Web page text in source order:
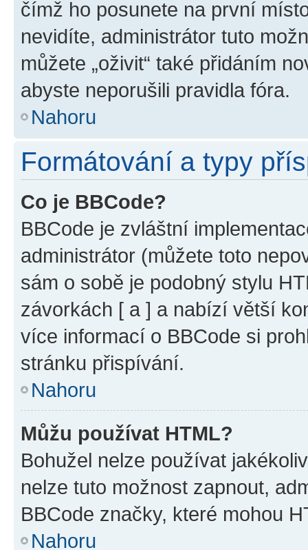
čímž ho posunete na první
nevidíte, administrátor tuto
můžete „oživit“ také přidáním
abyste neporušili pravidla fóra.
Nahoru
Formátování a typy
Co je BBCode?
BBCode je zvláštní
administrátor (můžete toto
sám o sobě je podobný stylu
závorkách [ a ] a nabízí větší
více informací o BBCode si
stránku přispívání.
Nahoru
Můžu používat HTML?
Bohužel nelze používat
nelze tuto možnost zapnout,
BBCode značky, které mohou
Nahoru